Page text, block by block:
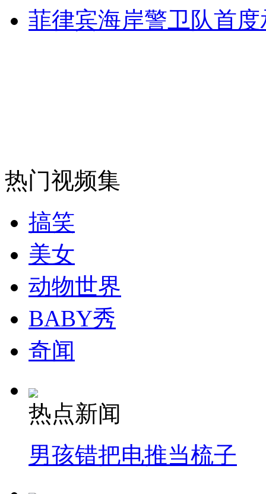
无痛分娩是否安全 医生回应
走！跟着总书记去植树
纽约上演“枕头大战”
菲律宾海岸警卫队首
热门视频集
搞笑
美女
动物世界
BABY秀
奇闻
热点新闻
男孩错把电推当梳子